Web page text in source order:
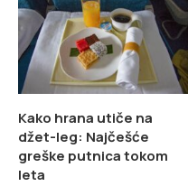
Kako hrana utiče na
džet-leg: Najčešće
greške putnica tokom
leta